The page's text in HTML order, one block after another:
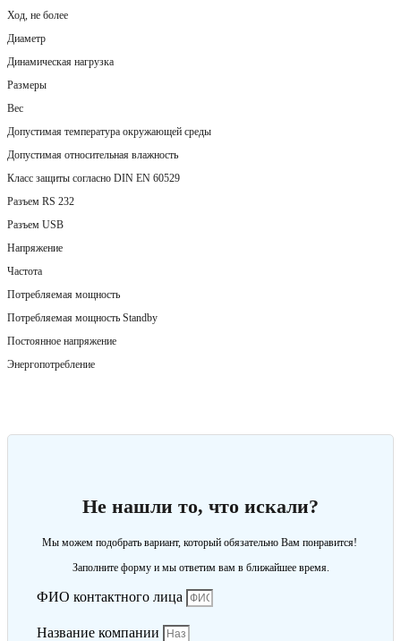
Ход, не более
Диаметр
Динамическая нагрузка
Размеры
Вес
Допустимая температура окружающей среды
Допустимая относительная влажность
Класс защиты согласно DIN EN 60529
Разъем RS 232
Разъем USB
Напряжение
Частота
Потребляемая мощность
Потребляемая мощность Standby
Постоянное напряжение
Энергопотребление
Не нашли то, что искали?
Мы можем подобрать вариант, который обязательно Вам понравится!
Заполните форму и мы ответим вам в ближайшее время.
ФИО контактного лица
Название компании